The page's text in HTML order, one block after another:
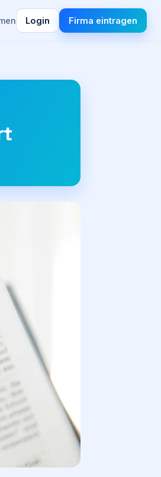
Login Firma eintragen